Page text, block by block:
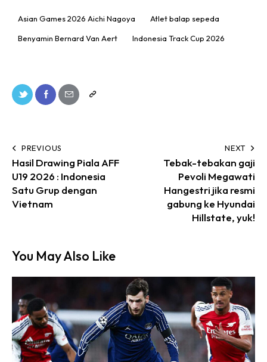
Asian Games 2026 Aichi Nagoya Atlet balap sepeda
Benyamin Bernard Van Aert Indonesia Track Cup 2026
PREVIOUS
Hasil Drawing Piala AFF
U19 2026 : Indonesia
Satu Grup dengan
Vietnam
NEXT
Tebak-tebakan gaji
Pevoli Megawati
Hangestri jika resmi
gabung ke Hyundai
Hillstate, yuk!
You May Also Like